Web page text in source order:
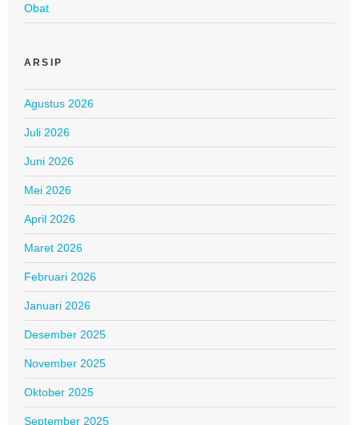
Obat
ARSIP
Agustus 2026
Juli 2026
Juni 2026
Mei 2026
April 2026
Maret 2026
Februari 2026
Januari 2026
Desember 2025
November 2025
Oktober 2025
September 2025